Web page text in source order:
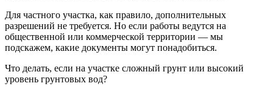
Для частного участка, как правило, дополнительных
разрешений не требуется. Но если работы ведутся на
общественной или коммерческой территории — мы
подскажем, какие документы могут понадобиться.
Что делать, если на участке сложный грунт или высокий
уровень грунтовых вод?